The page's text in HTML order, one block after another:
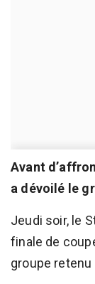
Avant
a dévoilé le
Jeudi soir, le
finale de
groupe retenu